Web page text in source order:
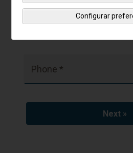
Email *
Phone *
Configurar